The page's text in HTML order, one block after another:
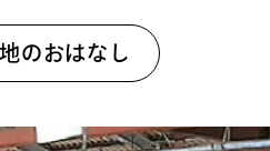
のおはなし